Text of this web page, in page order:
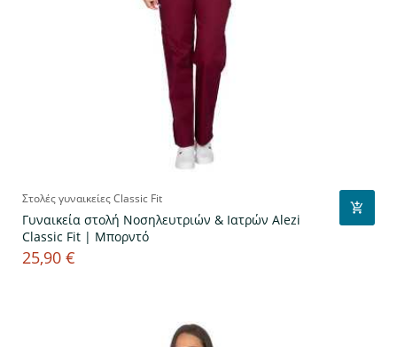
Στολές γυναικείες Classic Fit
Γυναικεία στολή Νοσηλευτριών & Ιατρών Alezi
Classic Fit | Μπορντό
Τιμή
25,90 €